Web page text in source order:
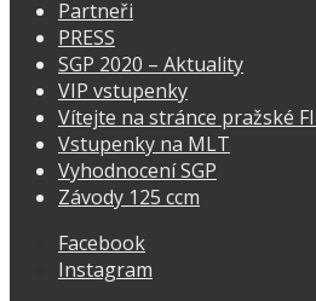
Partneři
PRESS
SGP 2020 – Aktuality
VIP vstupenky
Vítejte na stránce pražské
Vstupenky na MLT
Vyhodnocení SGP
Závody 125 ccm
Facebook
Instagram